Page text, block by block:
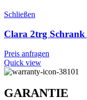
Schließen
Clara 2trg Schrank
Preis anfragen
Quick view
GARANTIE